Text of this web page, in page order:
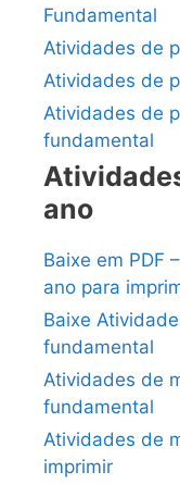
Fundamental
Atividades de
Atividades de
Atividades de
fundamental
ano
Baixe em PDF
ano para
Baixe
fundamental
Atividades de
fundamental
Atividades de
imprimir